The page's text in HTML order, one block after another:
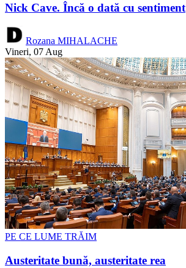
Nick Cave. Încă o dată cu sentiment
Rozana MIHALACHE
Vineri, 07 Aug
PE CE LUME TRĂIM
Austeritate bună, austeritate rea